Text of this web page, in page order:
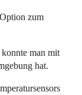
zum
man mit
hat.